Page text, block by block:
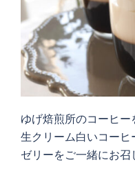
ゆげ焙煎所のコーヒ
生クリーム白いコーヒ
ゼリーをご一緒にお召